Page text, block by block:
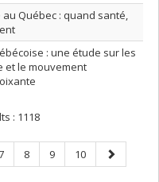
Québec : quand santé,
: une étude sur les
et le mouvement
: 1118
Page
8 Page
9 Page
10
Next
page